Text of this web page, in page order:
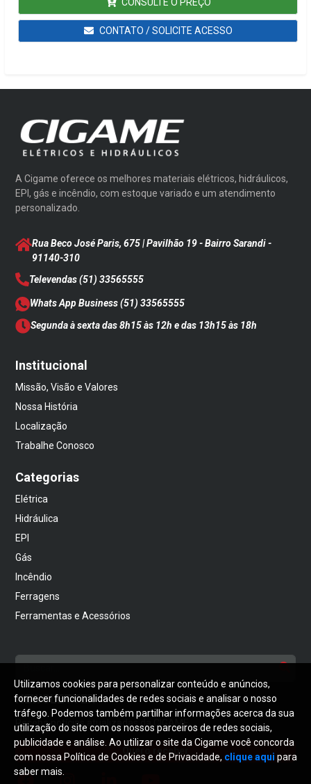
CONSULTE O PREÇO
CONTATO / SOLICITE ACESSO
A Cigame oferece os melhores materiais elétricos, hidráulicos,
EPI, gás e incêndio, com estoque variado e um atendimento
personalizado.
Rua Beco José Paris, 675 | Pavilhão 19 - Bairro Sarandi-
91140-310
Televendas(51) 33565555
Whats App Business(51) 33565555
Segunda à sexta das 8h15 às 12h e das 13h15 às 18h
Institucional
Missão, Visão e Valores
Nossa História
Localização
Trabalhe Conosco
Categorias
Elétrica
Hidráulica
EPI
Gás
Incêndio
Ferragens
Ferramentas e Acessórios
NEWSLETTER
Receba notícias atualizadas da CIGAME
Quero receber
Utilizamos cookies para personalizar conteúdo e anúncios,
fornecer funcionalidades de redes sociais e analisar o nosso
tráfego. Podemos também partilhar informações acerca da sua
utilização do site com os nossos parceiros de redes sociais,
publicidade e análise. Ao utilizar o site da Cigame você concorda
com nossa Política de Cookies e de Privacidade, clique aqui para
saber mais.